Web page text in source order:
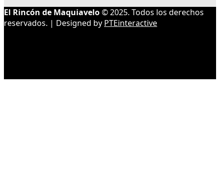
El Rincón de Maquiavelo© 2025. Todos los derechos
reservados. | Designed by PTEinteractive